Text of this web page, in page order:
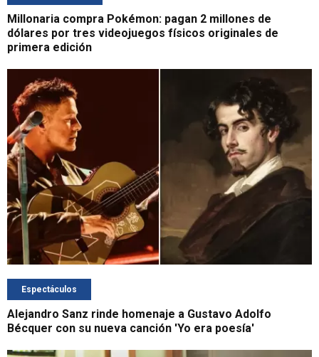
Millonaria compra Pokémon: pagan 2 millones de
dólares por tres videojuegos físicos originales de
primera edición
Espectáculos
Alejandro Sanz rinde homenaje a Gustavo Adolfo
Bécquer con su nueva canción 'Yo era poesía'